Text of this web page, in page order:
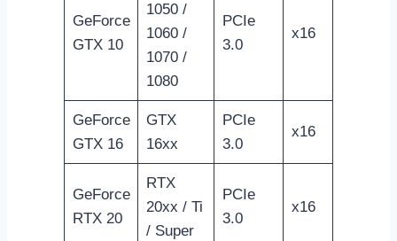
GeForce
GTX 10
1050 /
1060 /
1070 /
1080
PCIe
3.0
x16
GeForce
GTX 16
GTX
16xx
PCIe
3.0
x16
GeForce
RTX 20
RTX
20xx / Ti
/ Super
PCIe
3.0
x16